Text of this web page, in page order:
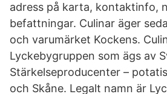
adress på karta, kontaktinfo,
befattningar. Culinar äger
och varumärket Kockens.
Lyckebygruppen som ägs av
Stärkelseproducenter –
och Skåne. Legalt namn är